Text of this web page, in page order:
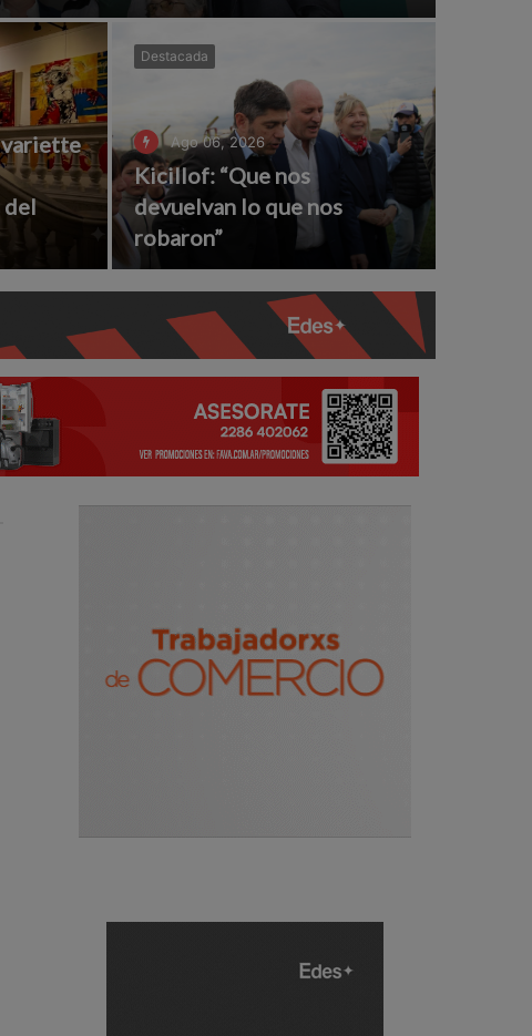
variette
del
Destacada
Ago 06, 2026
Kicillof: “Que nos
devuelvan lo que nos
robaron”